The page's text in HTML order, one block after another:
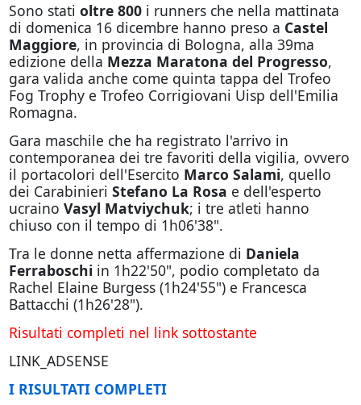
Sono stati oltre 800 i runners che nella mattinata
di domenica 16 dicembre hanno preso a Castel
Maggiore, in provincia di Bologna, alla 39ma
edizione della Mezza Maratona del Progresso,
gara valida anche come quinta tappa del Trofeo
Fog Trophy e Trofeo Corrigiovani Uisp dell'Emilia
Romagna.
Gara maschile che ha registrato l'arrivo in
contemporanea dei tre favoriti della vigilia, ovvero
il portacolori dell'Esercito Marco Salami, quello
dei Carabinieri Stefano La Rosa e dell'esperto
ucraino Vasyl Matviychuk; i tre atleti hanno
chiuso con il tempo di 1h06'38".
Tra le donne netta affermazione di Daniela
Ferraboschi in 1h22'50", podio completato da
Rachel Elaine Burgess (1h24'55") e Francesca
Battacchi (1h26'28").
Risultati completi nel link sottostante
LINK_ADSENSE
I RISULTATI COMPLETI